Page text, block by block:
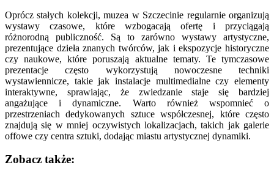
Oprócz stałych kolekcji, muzea w Szczecinie regularnie organizują
wystawy czasowe, które wzbogacają ofertę i przyciągają
różnorodną publiczność. Są to zarówno wystawy artystyczne,
prezentujące dzieła znanych twórców, jak i ekspozycje historyczne
czy naukowe, które poruszają aktualne tematy. Te tymczasowe
prezentacje często wykorzystują nowoczesne techniki
wystawiennicze, takie jak instalacje multimedialne czy elementy
interaktywne, sprawiając, że zwiedzanie staje się bardziej
angażujące i dynamiczne. Warto również wspomnieć o
przestrzeniach dedykowanych sztuce współczesnej, które często
znajdują się w mniej oczywistych lokalizacjach, takich jak galerie
offowe czy centra sztuki, dodając miastu artystycznej dynamiki.
Zobacz także: